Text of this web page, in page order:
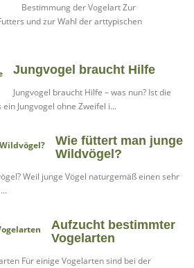
Bestimmung der Vogelart Zur
und zur Wahl der arttypischen
Jungvogel braucht Hilfe
Jungvogel braucht Hilfe – was nun? Ist die
Jungvogel ohne Zweifel i...
Wie füttert man junge
Wildvögel?
einen sehr
Aufzucht bestimmter
Vogelarten
bei der